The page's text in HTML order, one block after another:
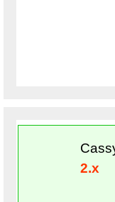
2.x